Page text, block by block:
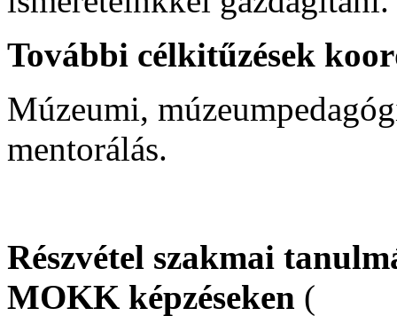
További célkitűzések
Múzeumi,
mentorálás.
Részvétel szakmai
MOKK képzéseken (